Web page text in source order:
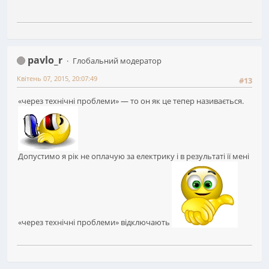
pavlo_r
Глобальний модератор
#13
Квітень 07, 2015, 20:07:49
«через технічні проблеми» — то он як це тепер називається.
Допустимо я рік не оплачую за електрику і в результаті її мені
«через технічні проблеми» відключають